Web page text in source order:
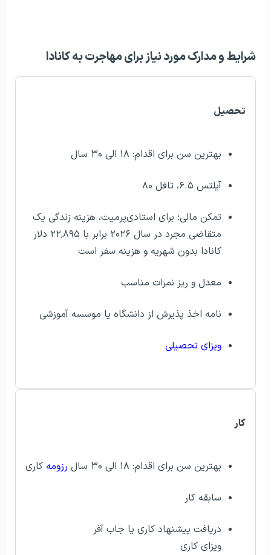
شرایط و مدارک مورد نیاز برای مهاجرت به کانادا
تحصیل
بهترین سن برای اقدام: ۱۸ الی ۳۰ سال
آیلتس ۶.۵، تافل ۸۰
تمکن مالی؛ برای استادی‌پرمیت، هزینه زندگی یک
متقاضی مجرد در سال ۲۰۲۶ برابر با ۲۲,۸۹۵ دلار
کانادا بدون شهریه و هزینه سفر است
معدل و ریز نمرات مناسب
نامه اخذ پذیرش از دانشگاه یا موسسه آموزشی
ویزای تحصیلی
کار
بهترین سن برای اقدام: ۱۸ الی ۳۰ سال رزومه کاری
سابقه کار
دریافت پیشنهاد کاری یا جاب آفر
ویزای کاری